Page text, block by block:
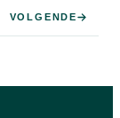
VOLGENDE